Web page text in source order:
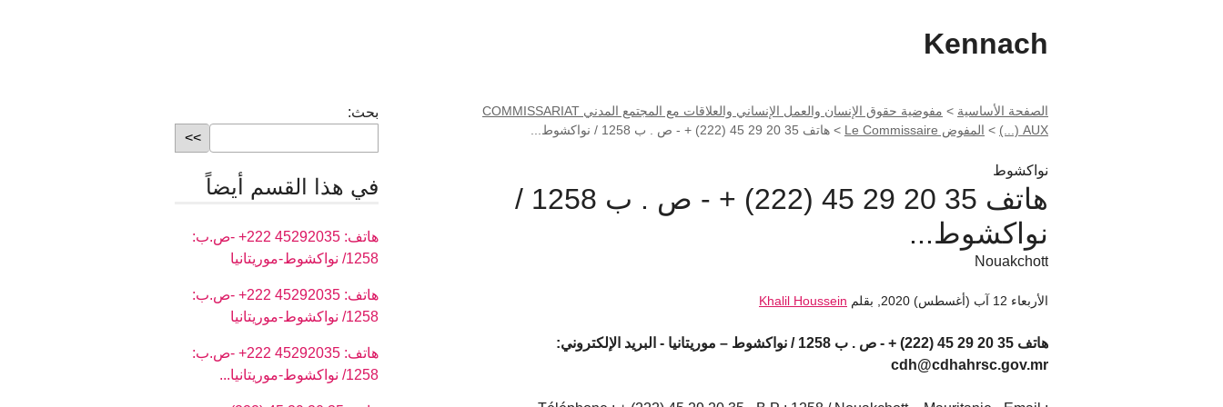
Kennach
الصفحة الأساسية >
مفوضية حقوق الإنسان والعمل الإنساني والعلاقات مع المجتمع المدني COMMISSARIAT
AUX (...)
> المفوض Le Commissaire > هاتف 35 20 29 45 (222) + - ص . ب 1258 / نواكشوط...
نواكشوط
هاتف 35 20 29 45 (222) + - ص . ب 1258 /
نواكشوط...
Nouakchott
الأربعاء 12 آب (أغسطس) 2020 بقلم Khalil Houssein
هاتف 35 20 29 45 (222) + - ص . ب 1258 / نواكشوط – موريتانيا - البريد الإلكتروني:
cdh@cdhahrsc.gov.mr
بحث:
في هذا القسم أيضاً
هاتف: 45292035 222+ -ص.ب:
1258/ نواكشوط-موريتانيا
هاتف: 45292035 222+ -ص.ب:
1258/ نواكشوط-موريتانيا
هاتف: 45292035 222+ -ص.ب:
1258/ نواكشوط-موريتانيا...